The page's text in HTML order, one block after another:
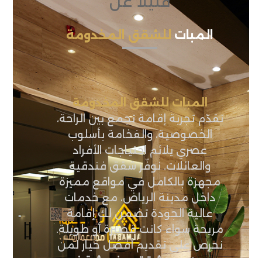
المبات للشقق المخدومة
المبات للشقق المخدومة
نقدّم تجربة إقامة تجمع بين الراحة،
الخصوصية، والفخامة بأسلوب
عصري يلائم احتياجات الأفراد
والعائلات. نوفّر شقق فندقية
مجهزة بالكامل في مواقع مميزة
داخل مدينة الرياض، مع خدمات
عالية الجودة تضمن لك إقامة
مريحة سواء كانت قصيرة أو طويلة.
نحرص على تقديم أفضل خيار لمن